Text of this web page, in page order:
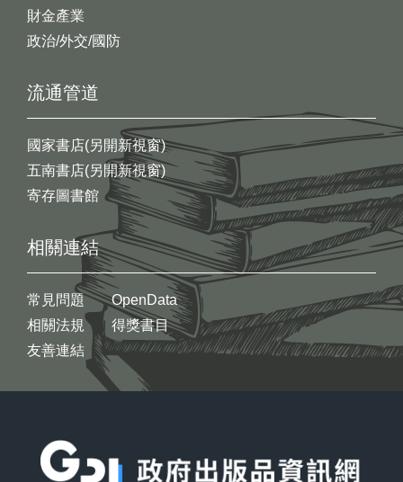
財金產業
政治/外交/國防
流通管道
國家書店(另開新視窗)
五南書店(另開新視窗)
寄存圖書館
相關連結
常見問題
相關法規
友善連結
OpenData
得獎書目